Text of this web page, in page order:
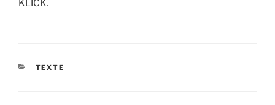
KLICK.
KATEGORIEN
TEXTE